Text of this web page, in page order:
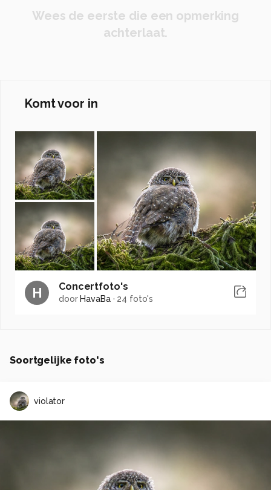
Wees de eerste die een opmerking
achterlaat.
Komt voor in
H Concertfoto's
door HavaBa· 24 foto's
Soortgelijke foto's
violator